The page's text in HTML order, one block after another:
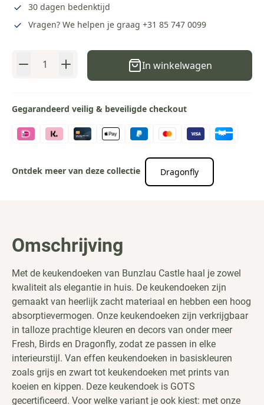
30 dagen bedenktijd
Vragen? We helpen je graag +31 85 747 0099
Aantal In winkelwagen
Gegarandeerd veilig & beveiligde checkout
Ontdek meer van deze collectie Dragonfly
Omschrijving
Met de keukendoeken van Bunzlau Castle haal je zowel
kwaliteit als elegantie in huis. De keukendoeken zijn
gemaakt van heerlijk zacht materiaal en hebben een hoog
absorptievermogen. Onze keukendoeken zijn verkrijgbaar
in talloze prachtige kleuren en decors van onder meer
Fresh, Birds en Dragonfly, zodat ze passen in elke
interieurstijl. Van effen keukendoeken in basiskleuren
zoals grijs en zwart tot keukendoeken met prints van
koeien en kippen. Deze keukendoek is GOTS
gecertificeerd. Voor welke variant je ook kiest: met onze